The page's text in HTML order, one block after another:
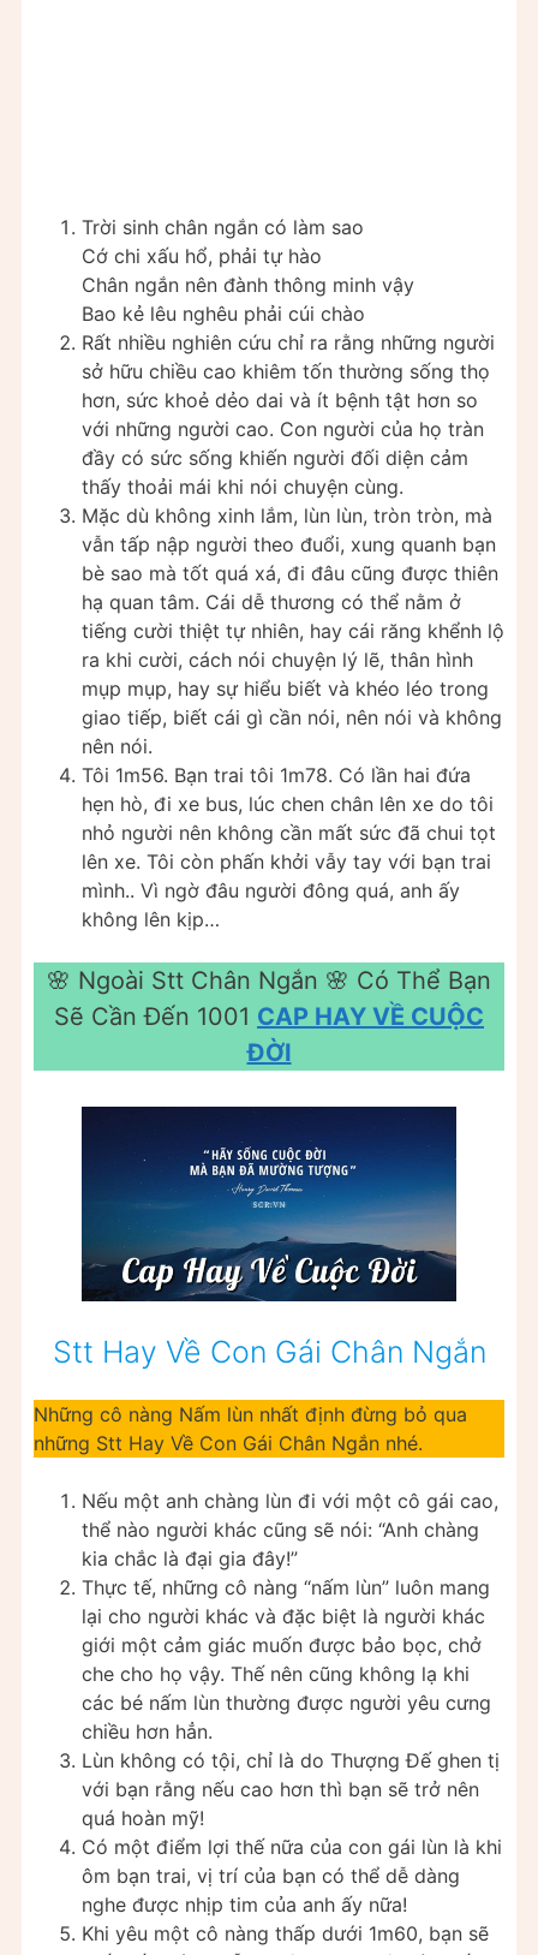
Trời sinh chân ngắn có làm sao
Cớ chi xấu hổ, phải tự hào
Chân ngắn nên đành thông minh vậy
Bao kẻ lêu nghêu phải cúi chào
Rất nhiều nghiên cứu chỉ ra rằng những người
sở hữu chiều cao khiêm tốn thường sống thọ
hơn, sức khoẻ dẻo dai và ít bệnh tật hơn so
với những người cao. Con người của họ tràn
đầy có sức sống khiến người đối diện cảm
thấy thoải mái khi nói chuyện cùng.
Mặc dù không xinh lắm, lùn lùn, tròn tròn, mà
vẫn tấp nập người theo đuổi, xung quanh bạn
bè sao mà tốt quá xá, đi đâu cũng được thiên
hạ quan tâm. Cái dễ thương có thể nằm ở
tiếng cười thiệt tự nhiên, hay cái răng khểnh lộ
ra khi cười, cách nói chuyện lý lẽ, thân hình
mụp mụp, hay sự hiểu biết và khéo léo trong
giao tiếp, biết cái gì cần nói, nên nói và không
nên nói.
Tôi 1m56. Bạn trai tôi 1m78. Có lần hai đứa
hẹn hò, đi xe bus, lúc chen chân lên xe do tôi
nhỏ người nên không cần mất sức đã chui tọt
lên xe. Tôi còn phấn khởi vẫy tay với bạn trai
mình.. Vì ngờ đâu người đông quá, anh ấy
không lên kịp…
🌸 Ngoài Stt Chân Ngắn 🌸 Có Thể Bạn
Sẽ Cần Đến 1001 CAP HAY VỀ CUỘC
ĐỜI
Stt Hay Về Con Gái Chân Ngắn
Những cô nàng Nấm lùn nhất định đừng bỏ qua
những Stt Hay Về Con Gái Chân Ngắn nhé.
Nếu một anh chàng lùn đi với một cô gái cao,
thể nào người khác cũng sẽ nói: “Anh chàng
kia chắc là đại gia đây!”
Thực tế, những cô nàng “nấm lùn” luôn mang
lại cho người khác và đặc biệt là người khác
giới một cảm giác muốn được bảo bọc, chở
che cho họ vậy. Thế nên cũng không lạ khi
các bé nấm lùn thường được người yêu cưng
chiều hơn hẳn.
Lùn không có tội, chỉ là do Thượng Đế ghen tị
với bạn rằng nếu cao hơn thì bạn sẽ trở nên
quá hoàn mỹ!
Có một điểm lợi thế nữa của con gái lùn là khi
ôm bạn trai, vị trí của bạn có thể dễ dàng
nghe được nhịp tim của anh ấy nữa!
Khi yêu một cô nàng thấp dưới 1m60, bạn sẽ